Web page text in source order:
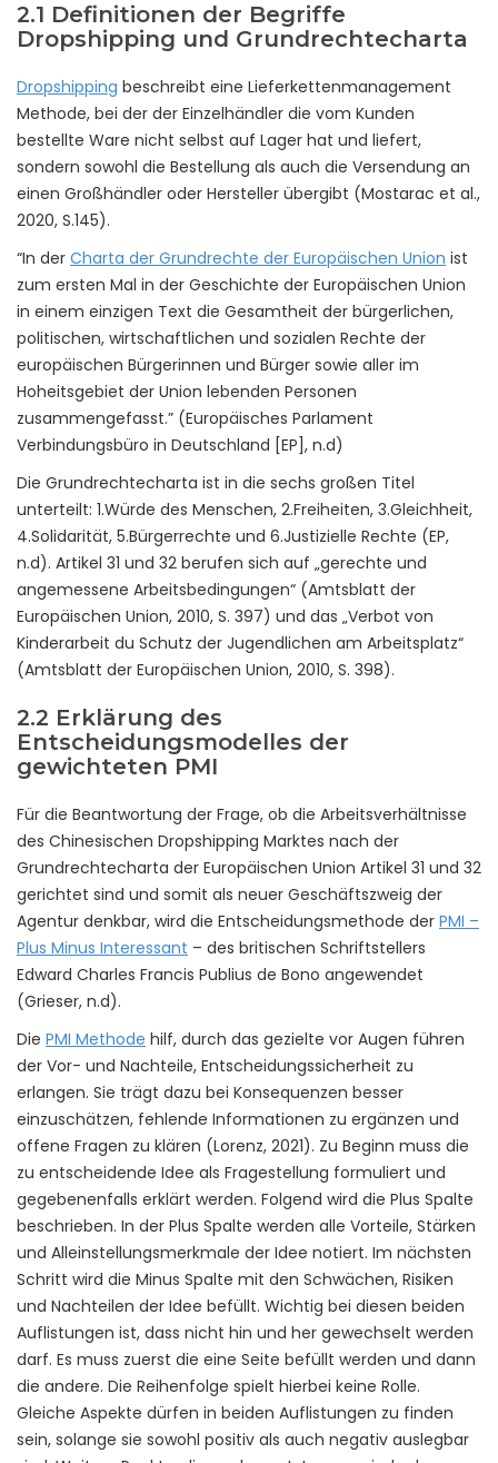
2.1 Definitionen der Begriffe
Dropshipping und Grundrechtecharta
Dropshipping beschreibt eine Lieferkettenmanagement
Methode, bei der der Einzelhändler die vom Kunden
bestellte Ware nicht selbst auf Lager hat und liefert,
sondern sowohl die Bestellung als auch die Versendung an
einen Großhändler oder Hersteller übergibt (Mostarac et al.,
2020, S.145).
“In der Charta der Grundrechte der Europäischen Union ist
zum ersten Mal in der Geschichte der Europäischen Union
in einem einzigen Text die Gesamtheit der bürgerlichen,
politischen, wirtschaftlichen und sozialen Rechte der
europäischen Bürgerinnen und Bürger sowie aller im
Hoheitsgebiet der Union lebenden Personen
zusammengefasst.” (Europäisches Parlament
Verbindungsbüro in Deutschland [EP], n.d)
Die Grundrechtecharta ist in die sechs großen Titel
unterteilt: 1.Würde des Menschen, 2.Freiheiten, 3.Gleichheit,
4.Solidarität, 5.Bürgerrechte und 6.Justizielle Rechte (EP,
n.d). Artikel 31 und 32 berufen sich auf „gerechte und
angemessene Arbeitsbedingungen“ (Amtsblatt der
Europäischen Union, 2010, S. 397) und das „Verbot von
Kinderarbeit du Schutz der Jugendlichen am Arbeitsplatz“
(Amtsblatt der Europäischen Union, 2010, S. 398).
2.2 Erklärung des
Entscheidungsmodelles der
gewichteten PMI
Für die Beantwortung der Frage, ob die Arbeitsverhältnisse
des Chinesischen Dropshipping Marktes nach der
Grundrechtecharta der Europäischen Union Artikel 31 und 32
gerichtet sind und somit als neuer Geschäftszweig der
Agentur denkbar, wird die Entscheidungsmethode der PMI –
Plus Minus Interessant – des britischen Schriftstellers
Edward Charles Francis Publius de Bono angewendet
(Grieser, n.d).
Die PMI Methode hilf, durch das gezielte vor Augen führen
der Vor- und Nachteile, Entscheidungssicherheit zu
erlangen. Sie trägt dazu bei Konsequenzen besser
einzuschätzen, fehlende Informationen zu ergänzen und
offene Fragen zu klären (Lorenz, 2021). Zu Beginn muss die
zu entscheidende Idee als Fragestellung formuliert und
gegebenenfalls erklärt werden. Folgend wird die Plus Spalte
beschrieben. In der Plus Spalte werden alle Vorteile, Stärken
und Alleinstellungsmerkmale der Idee notiert. Im nächsten
Schritt wird die Minus Spalte mit den Schwächen, Risiken
und Nachteilen der Idee befüllt. Wichtig bei diesen beiden
Auflistungen ist, dass nicht hin und her gewechselt werden
darf. Es muss zuerst die eine Seite befüllt werden und dann
die andere. Die Reihenfolge spielt hierbei keine Rolle.
Gleiche Aspekte dürfen in beiden Auflistungen zu finden
sein, solange sie sowohl positiv als auch negativ auslegbar